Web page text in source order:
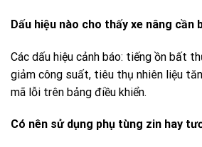
Dấu hiệu nào cho thấy xe nâng cần
Các dấu hiệu cảnh báo: tiếng ồn bất
giảm công suất, tiêu thụ nhiên liệu
mã lỗi trên bảng điều khiển.
Có nên sử dụng phụ tùng zin hay